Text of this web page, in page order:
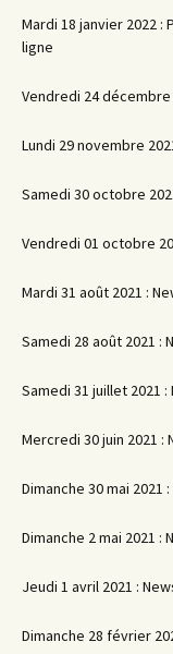
Mardi 18 janvier 2022 :
ligne
Vendredi 24
Lundi 29 novembre
Samedi 30 octobre
Vendredi 01 octobre
Mardi 31 août 2021 :
Samedi 28 août 2021 :
Samedi 31 juillet 2021
Mercredi 30 juin 2021 :
Dimanche 30 mai 2021
Dimanche 2 mai 2021 :
Jeudi 1 avril 2021 :
Dimanche 28 février